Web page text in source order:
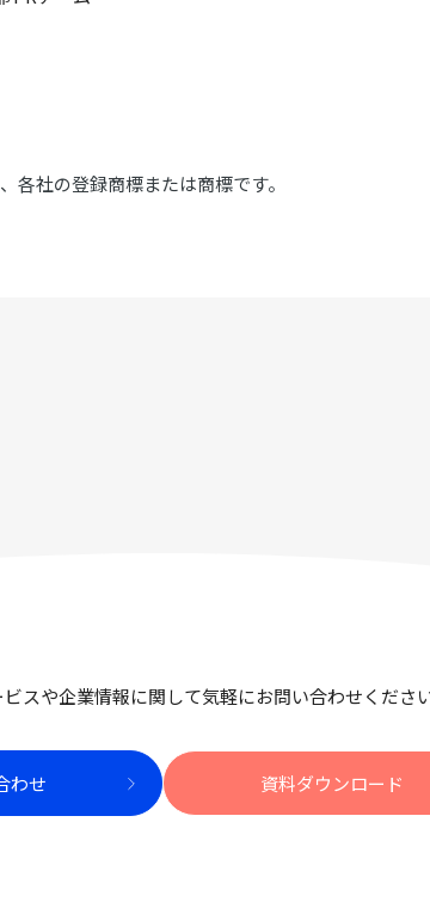
社の登録商標または商標です。
スや企業情報に関して気軽にお問い合わせくださ
わせ 資料ダウンロード